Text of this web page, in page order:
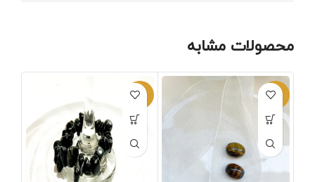
محصولات مشابه
-1%
-1%